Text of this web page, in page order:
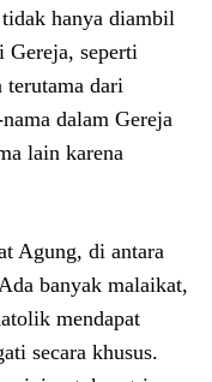
hanya diambil
seperti
terutama dari
dalam Gereja
lain karena
Agung, di antara
banyak malaikat,
mendapat
secara khusus.